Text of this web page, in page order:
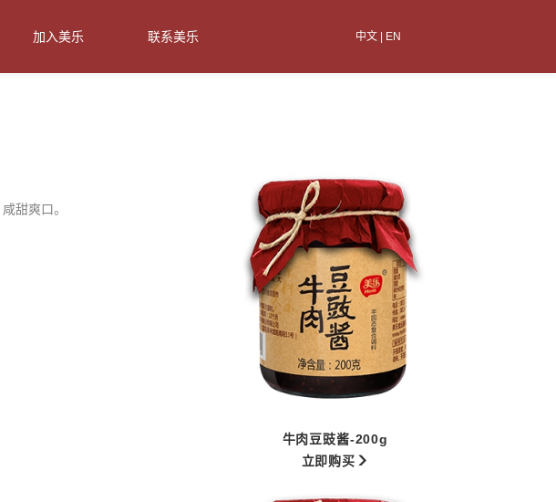
中文 EN
加入美乐 联系美乐
甜爽口。
牛肉豆豉酱-200g
立即购买